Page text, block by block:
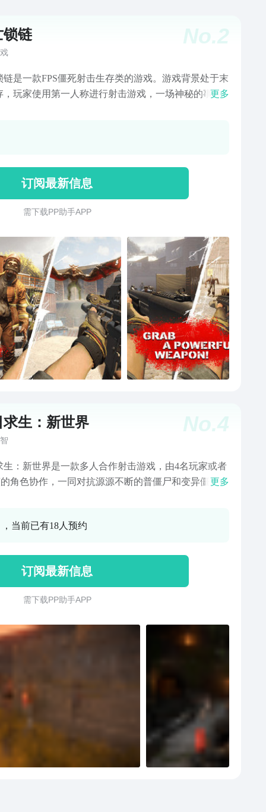
No.2
锁链
链是一款FPS僵死射击生存类的游戏。游戏背景处于末
，玩家使用第一人称进行射击游戏，一场神秘的事件
更多
订阅最新信息
需 下 载 P P 助 手 A P P
No.4
求生：新世界
生：新世界是一款多人合作射击游戏，由4名玩家或者
角色协作，一同对抗源源不断的普僵尸和变异僵尸，
游画质的PBR素材，在保证画质的前提下，还能有令
别真假，并且能够同时运行超多数量的僵尸，而且低
也能流畅玩。
更多
当前已有18人预约
订阅最新信息
需 下 载 P P 助 手 A P P